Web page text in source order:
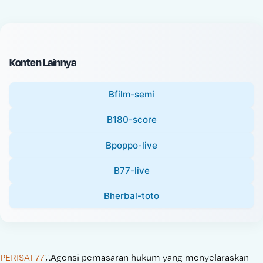
c
e
Konten Lainnya
Bfilm-semi
B180-score
Bpoppo-live
B77-live
Bherbal-toto
PERISAI 77','.Agensi pemasaran hukum yang menyelaraskan